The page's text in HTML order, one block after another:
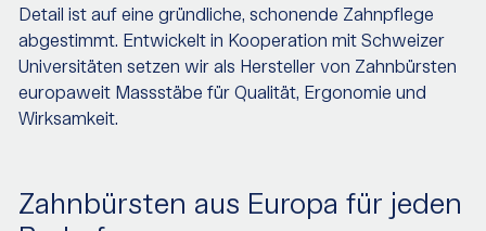
Detail ist auf eine gründliche, schonende Zahnpflege
abgestimmt. Entwickelt in Kooperation mit Schweizer
Universitäten setzen wir als Hersteller von Zahnbürsten
europaweit Massstäbe für Qualität, Ergonomie und
Wirksamkeit.
Zahnbürsten aus Europa für jeden